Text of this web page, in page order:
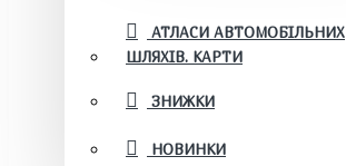
АТЛАСИ АВТОМОБІЛЬНИХ
ШЛЯХІВ. КАРТИ
ЗНИЖКИ
НОВИНКИ